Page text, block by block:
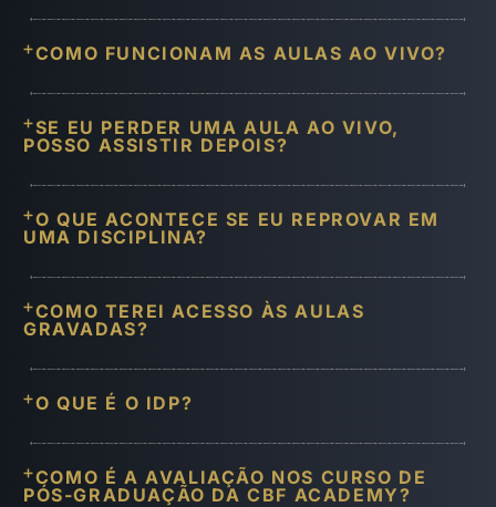
COMO FUNCIONAM AS AULAS AO VIVO?
SE EU PERDER UMA AULA AO VIVO,
POSSO ASSISTIR DEPOIS?
O QUE ACONTECE SE EU REPROVAR EM
UMA DISCIPLINA?
COMO TEREI ACESSO ÀS AULAS
GRAVADAS?
O QUE É O IDP?
COMO É A AVALIAÇÃO NOS CURSO DE
PÓS-GRADUAÇÃO DA CBF ACADEMY?